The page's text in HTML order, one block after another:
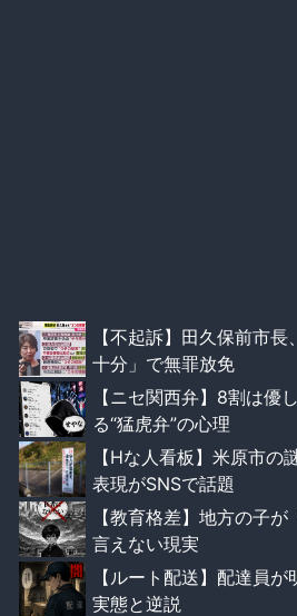
【不起訴】田久保前市
十分」で無罪放免
【ニセ関西弁】8割は優
る“猛虎弁”の心理
【Hな人看板】米原市の
表現がSNSで話題
【教育格差】地方の子
言えない現実
【ルート配送】配達員
実態と逆説